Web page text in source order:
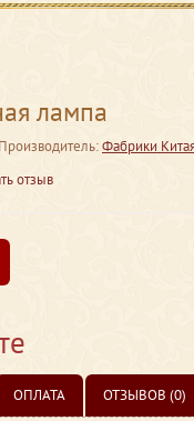
лампа
Производитель:Фабрики
отзыв
ОПЛАТА ОТЗЫВОВ (0)